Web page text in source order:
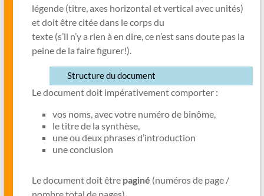
légende (titre, axes horizontal et vertical avec unités)
et doit être citée dans le corps du
texte (s’il n’y a rien à en dire, ce n’est sans doute pas la
peine de la faire figurer!).
Structure du document
Le document doit impérativement comporter :
vos noms, avec votre numéro de binôme,
le titre de la synthèse,
une ou deux phrases d’introduction
une conclusion
Le document doit être paginé (numéros de page /